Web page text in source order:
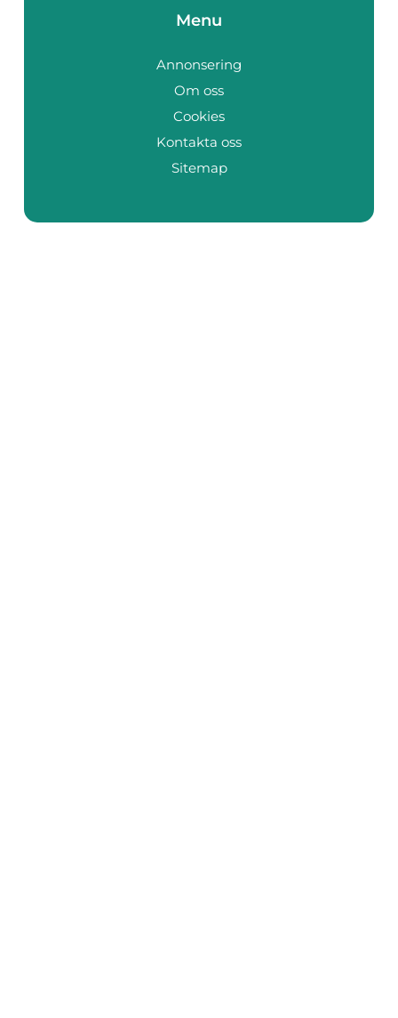
Menu
Annonsering
Om oss
Cookies
Kontakta oss
Sitemap